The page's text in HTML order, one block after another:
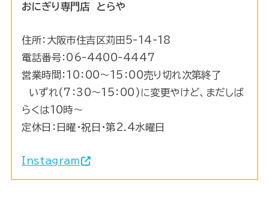
おにぎり専門店 とらや
住所：大阪市住吉区苅田5-14-18
電話番号：06-4400-4447
営業時間：10：00～15：00売り切れ次第終了
いずれ(7：30～15：00)に変更やけど、まだしば
らくは10時～
定休日：日曜・祝日・第2.4水曜日
Instagram